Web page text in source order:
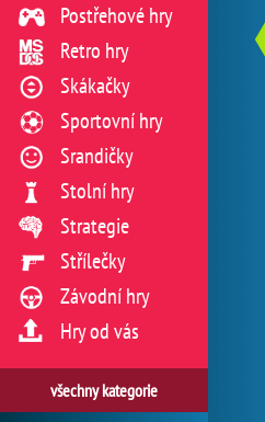
Postřehové hry
Retro hry
Skákačky
Sportovní hry
Srandičky
Stolní hry
Strategie
Střílečky
Závodní hry
Hry od vás
všechny kategorie